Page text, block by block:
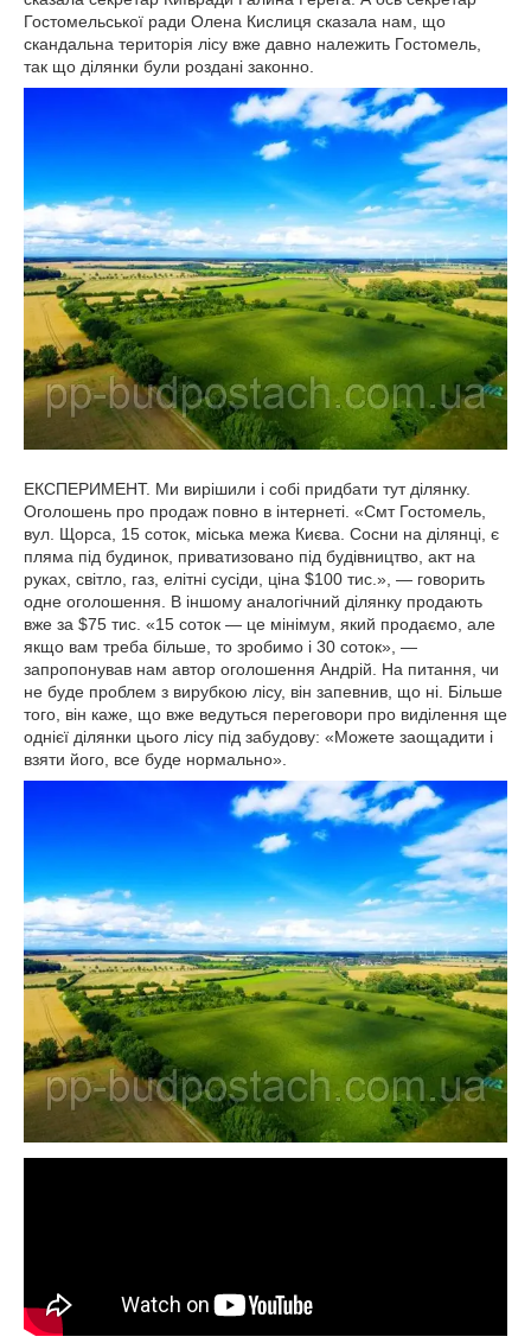
Гостомельської ради Олена Кислиця сказала нам, що
скандальна територія лісу вже давно належить Гостомель,
так що ділянки були роздані законно.
ЕКСПЕРИМЕНТ. Ми вирішили і собі придбати тут ділянку.
Оголошень про продаж повно в інтернеті. «Смт Гостомель,
вул. Щорса, 15 соток, міська межа Києва. Сосни на ділянці, є
пляма під будинок, приватизовано під будівництво, акт на
руках, світло, газ, елітні сусіди, ціна $100 тис.», — говорить
одне оголошення. В іншому аналогічний ділянку продають
вже за $75 тис. «15 соток — це мінімум, який продаємо, але
якщо вам треба більше, то зробимо і 30 соток», —
запропонував нам автор оголошення Андрій. На питання, чи
не буде проблем з вирубкою лісу, він запевнив, що ні. Більше
того, він каже, що вже ведуться переговори про виділення ще
однієї ділянки цього лісу під забудову: «Можете заощадити і
взяти його, все буде нормально».